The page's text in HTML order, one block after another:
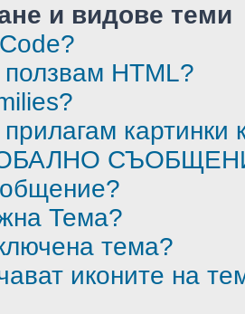
и видове теми
HTML?
Тема?
тема?
иконите на